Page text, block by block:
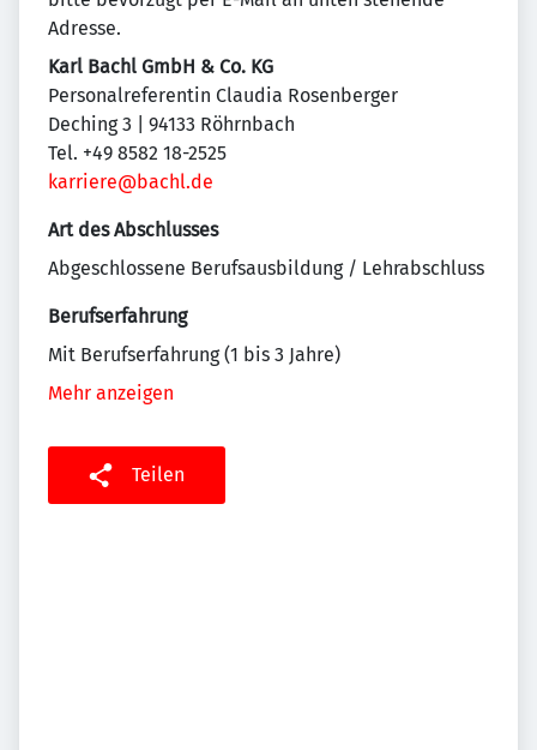
Adresse.
Karl Bachl GmbH & Co. KG
Personalreferentin Claudia Rosenberger
Deching 3 | 94133 Röhrnbach
Tel. +49 8582 18-2525
karriere@bachl.de
Art des Abschlusses
Abgeschlossene Berufsausbildung / Lehrabschluss
Berufserfahrung
Mit Berufserfahrung (1 bis 3 Jahre)
Mehr anzeigen
Teilen